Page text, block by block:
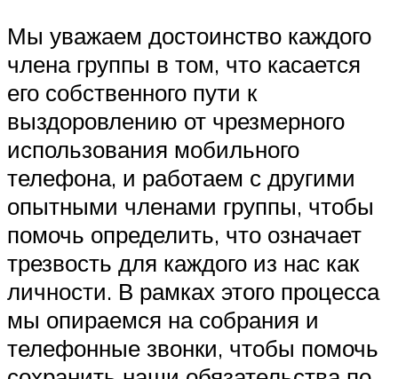
Мы уважаем достоинство каждого
члена группы в том, что касается
его собственного пути к
выздоровлению от чрезмерного
использования мобильного
телефона, и работаем с другими
опытными членами группы, чтобы
помочь определить, что означает
трезвость для каждого из нас как
личности. В рамках этого процесса
мы опираемся на собрания и
телефонные звонки, чтобы помочь